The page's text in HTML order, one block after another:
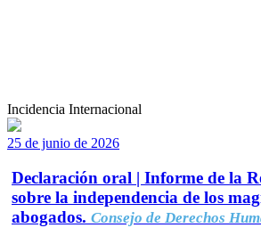
Incidencia Internacional
25 de junio de 2026
Declaración oral | Informe de la
sobre la independencia de los
abogados. Consejo de Derechos